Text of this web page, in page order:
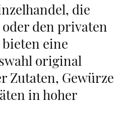
die
den privaten
eine
original
Zutaten, Gewürze
in hoher